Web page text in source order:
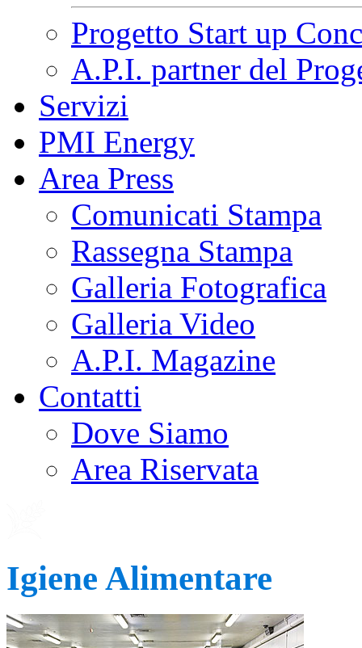
Progetto Start up
A.P.I. partner del
Servizi
PMI Energy
Area Press
Comunicati Stampa
Rassegna Stampa
Galleria Fotografica
Galleria Video
A.P.I. Magazine
Contatti
Dove Siamo
Area Riservata
Igiene Alimentare